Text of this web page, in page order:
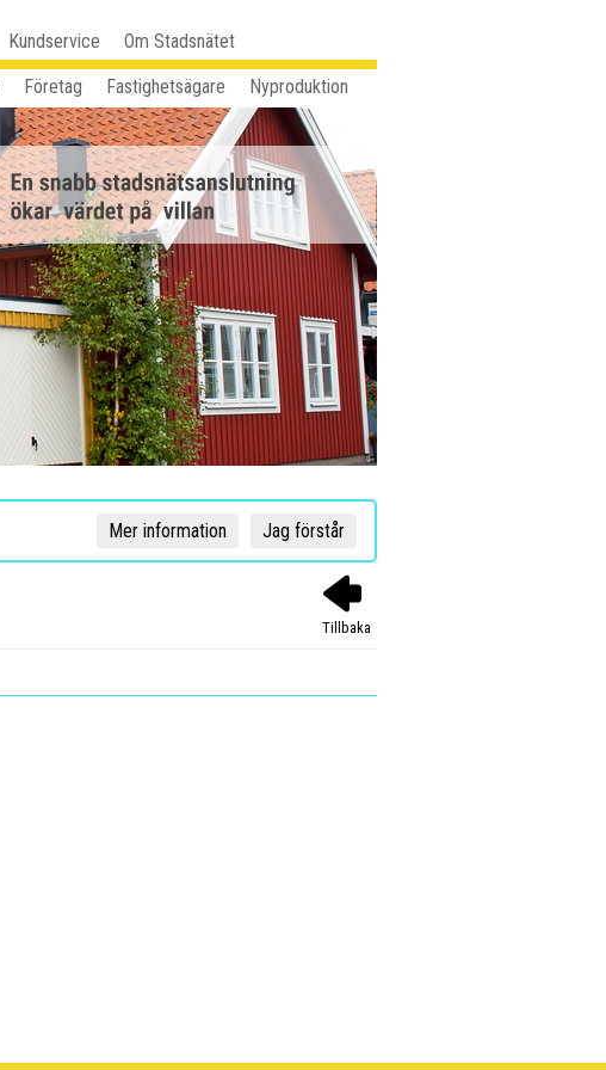
Kundservice
Om Stadsnätet
Företag Fastighetsägare Nyproduktion
Jag förstår
Mer information
Tillbaka